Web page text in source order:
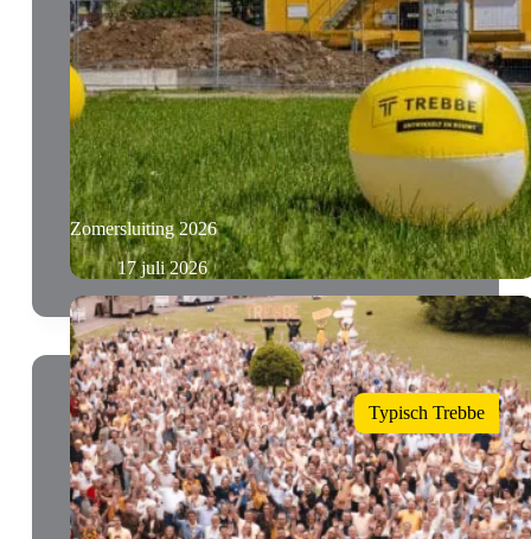
Zomersluiting 2026
17 juli 2026
Typisch Trebbe